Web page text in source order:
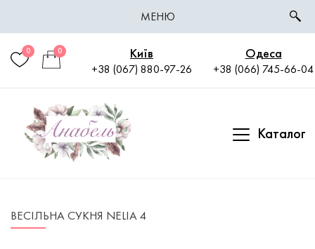
МЕНЮ
Київ
+38 (067) 880-97-26
Одеса
+38 (066) 745-66-04
0 0
Каталог
ВЕСІЛЬНА СУКНЯ NELIA 4